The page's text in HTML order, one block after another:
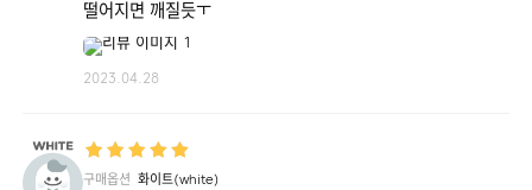
떨어지면 깨질듯ㅜ
2023.04.28
구매옵션 화이트(white)